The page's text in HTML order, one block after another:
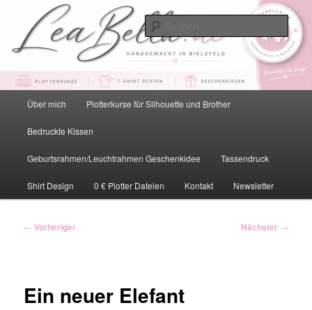
primären
springenLeaBella.de – Handgemacht in
Bielefeld
HauptmenüÜber mich Plotterkurse für Silhouette und Brother
Bedruckte Kissen
Geburtsrahmen/Leuchtrahmen Geschenkidee Tassendruck
Shirt Design 0 € Plotter Dateien Kontakt Newsletter
Beitragsnavigation
← Vorheriger Nächster →
Ein neuer Elefant